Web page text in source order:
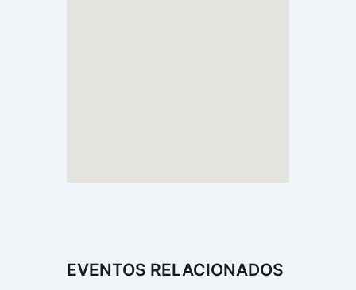
EVENTOS RELACIONADOS